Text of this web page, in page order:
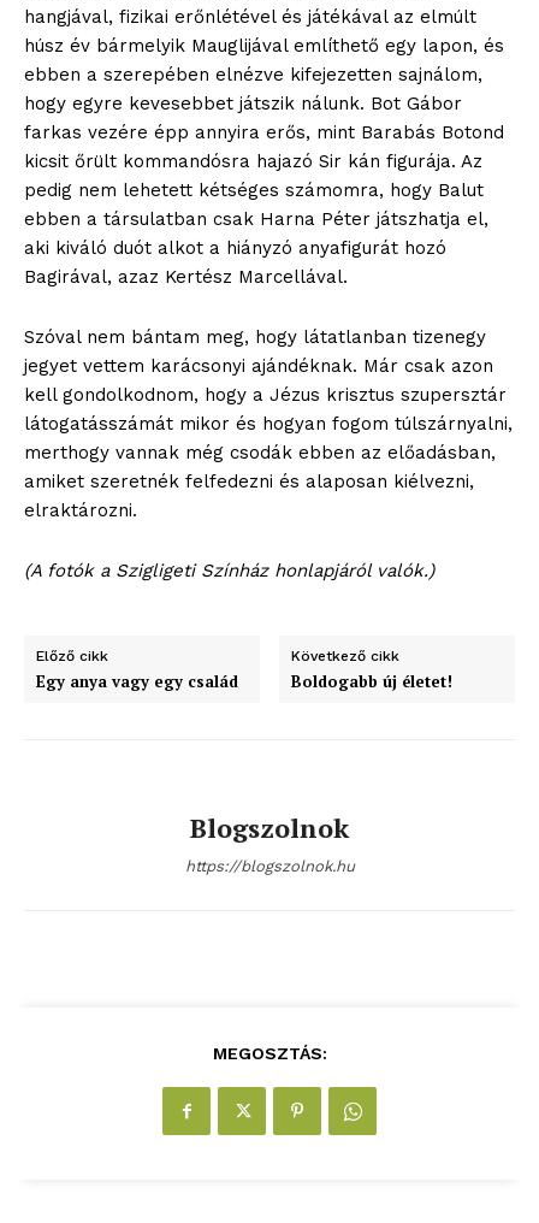
blogSZOLNOK
szubjektív élményportál
bSZ fiók
hangjával, fizikai erőnlétével és játékával az elmúlt
húsz év bármelyik Mauglijával említhető egy lapon, és
ebben a szerepében elnézve kifejezetten sajnálom,
hogy egyre kevesebbet játszik nálunk. Bot Gábor
farkas vezére épp annyira erős, mint Barabás Botond
kicsit őrült kommandósra hajazó Sir kán figurája. Az
pedig nem lehetett kétséges számomra, hogy Balut
ebben a társulatban csak Harna Péter játszhatja el,
aki kiváló duót alkot a hiányzó anyafigurát hozó
Bagirával, azaz Kertész Marcellával.
Szóval nem bántam meg, hogy látatlanban tizenegy
jegyet vettem karácsonyi ajándéknak. Már csak azon
kell gondolkodnom, hogy a Jézus krisztus szupersztár
látogatásszámát mikor és hogyan fogom túlszárnyalni,
merthogy vannak még csodák ebben az előadásban,
amiket szeretnék felfedezni és alaposan kiélvezni,
elraktározni.
(A fotók a Szigligeti Színház honlapjáról valók.)
Előző cikk
Egy anya vagy egy család
Következő cikk
Boldogabb új életet!
Blogszolnok
https://blogszolnok.hu
MEGOSZTÁS: